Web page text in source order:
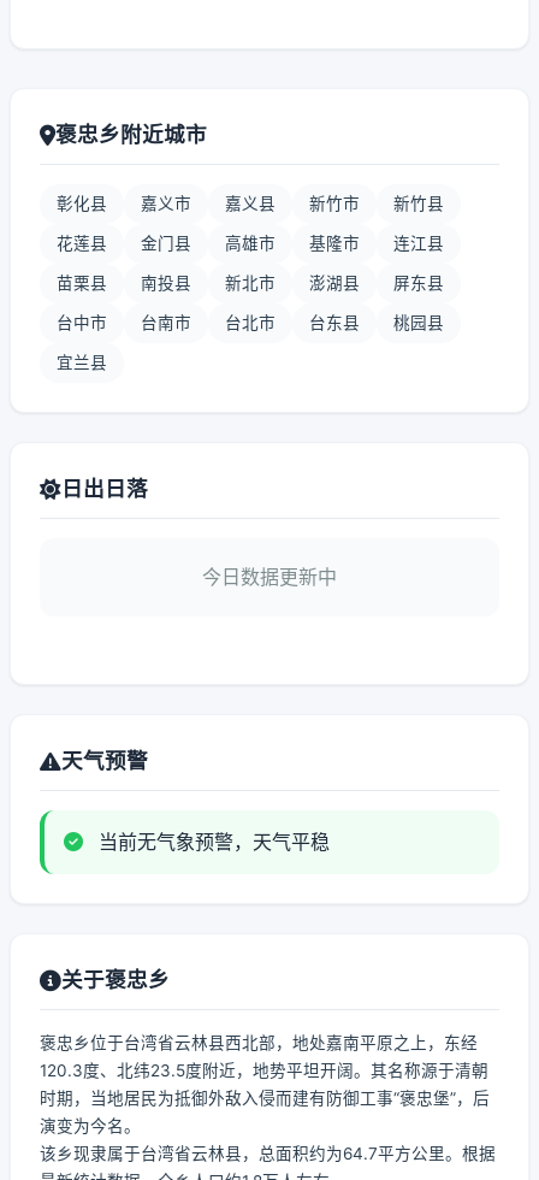
褒忠乡附近城市
彰化县 嘉义市 嘉义县 新竹市 新竹县
花莲县 金门县 高雄市 基隆市 连江县
苗栗县 南投县 新北市 澎湖县 屏东县
台中市 台南市 台北市 台东县 桃园县
宜兰县
日出日落
今日数据更新中
天气预警
当前无气象预警，天气平稳
关于褒忠乡
褒忠乡位于台湾省云林县西北部，地处嘉南平原之上，东经
120.3度、北纬23.5度附近，地势平坦开阔。其名称源于清朝
时期，当地居民为抵御外敌入侵而建有防御工事“褒忠堡”，后
演变为今名。
该乡现隶属于台湾省云林县，总面积约为64.7平方公里。根据